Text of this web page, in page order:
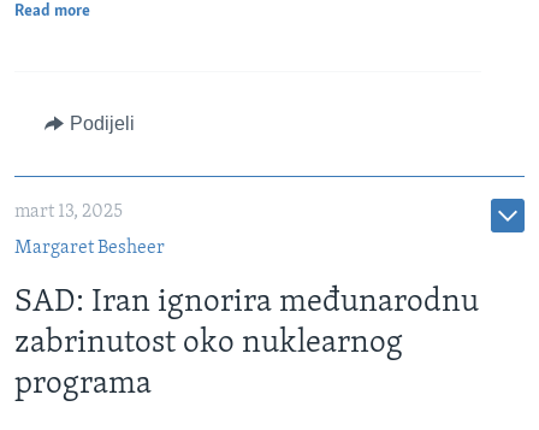
Read more
Podijeli
mart 13, 2025
Margaret Besheer
SAD: Iran ignorira međunarodnu
zabrinutost oko nuklearnog
programa